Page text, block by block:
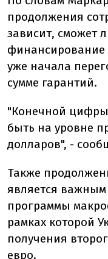
продолжения
зависит, сможет
финансирование
уже начала
сумме гарантий.
"Конечной
быть на уровне
долларов", -
Также
является
программы
рамках которой
получения
евро.